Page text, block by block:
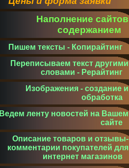
Наполнение сайтов
содержанием
Пишем тексты - Копирайтинг
Переписываем текст другими
словами - Рерайтинг
Изображения - создание и
обработка
Ведем ленту новостей на Вашем
сайте
Описание товаров и отзывы-
комментарии покупателей для
интернет магазинов